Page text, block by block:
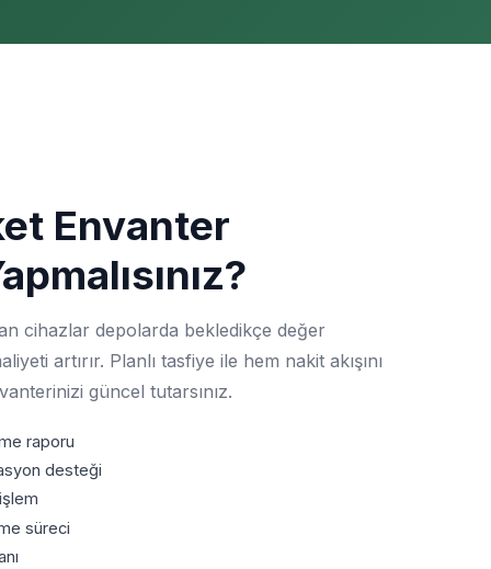
Envanter
cihazlar depolarda bekledikçe değer
artırır. Planlı tasfiye ile hem nakit akışını
güncel tutarsınız.
raporu
desteği
süreci